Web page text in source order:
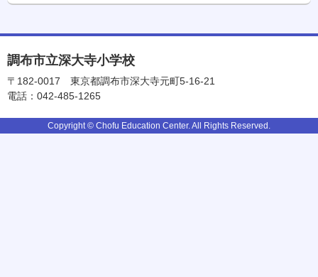
調布市立深大寺小学校
〒182-0017
東京都調布市深大寺元町5-16-21
電話：042-485-1265
Copyright © Chofu Education Center. All Rights Reserved.